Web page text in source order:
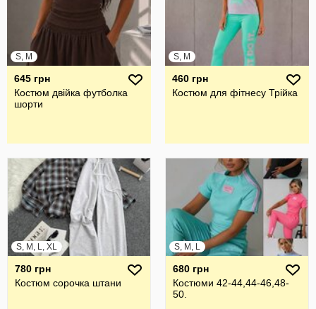
S, M
645 грн
Костюм двійка футболка
шорти
S, M
460 грн
Костюм для фітнесу Трійка
S, M, L, XL
780 грн
Костюм сорочка штани
S, M, L
680 грн
Костюми 42-44,44-46,48-
50.